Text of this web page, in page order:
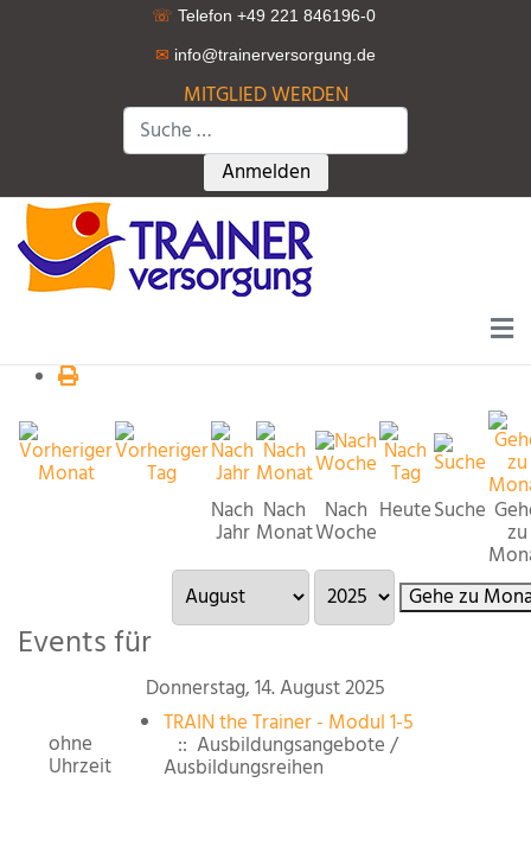
☏ Telefon +49 221 846196-0
✉ info@trainerversorgung.de
MITGLIED WERDEN
Suchen
Type 2 or more characters for
Anmelden
Nach
Jahr
Nach
Monat
Nach
Woche
HeuteSuche
zu
Gehe zu
Events für
Donnerstag, 14. August 2025
ohne
Uhrzeit
TRAIN the Trainer - Modul 1-5
:: Ausbildungsangebote /
Ausbildungsreihen